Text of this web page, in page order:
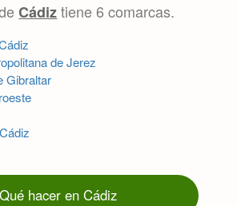
Cádiztiene 6 comarcas.
de Jerez
Gibraltar
Qué hacer en Cádiz